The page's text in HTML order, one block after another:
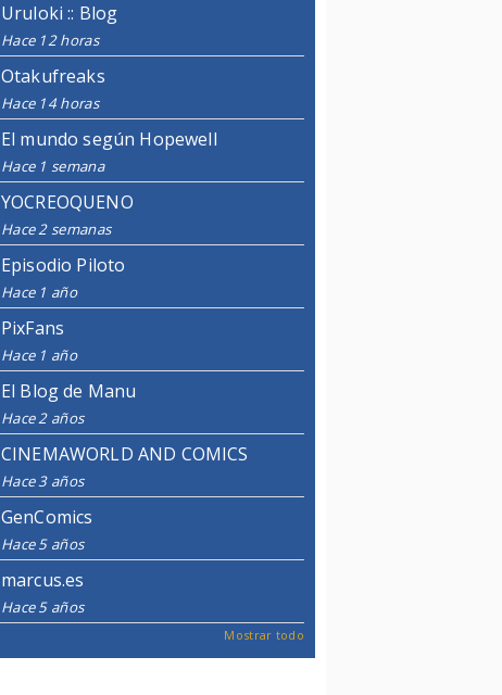
Uruloki :: Blog
Hace 12 horas
Otakufreaks
Hace 14 horas
El mundo según Hopewell
Hace 1 semana
YOCREOQUENO
Hace 2 semanas
Episodio Piloto
Hace 1 año
PixFans
Hace 1 año
El Blog de Manu
Hace 2 años
CINEMAWORLD AND COMICS
Hace 3 años
GenComics
Hace 5 años
marcus.es
Hace 5 años
Mostrar todo